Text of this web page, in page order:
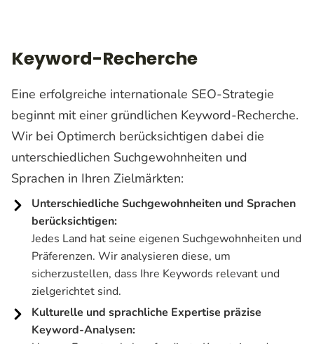
Keyword-Recherche
Eine erfolgreiche internationale SEO-Strategie
beginnt mit einer gründlichen Keyword-Recherche.
Wir bei Optimerch berücksichtigen dabei die
unterschiedlichen Suchgewohnheiten und
Sprachen in Ihren Zielmärkten:
Unterschiedliche Suchgewohnheiten und Sprachen
berücksichtigen:
Jedes Land hat seine eigenen Suchgewohnheiten und
Präferenzen. Wir analysieren diese, um
sicherzustellen, dass Ihre Keywords relevant und
zielgerichtet sind.
Kulturelle und sprachliche Expertise präzise
Keyword-Analysen: